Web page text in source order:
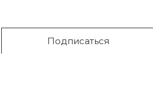
Подписаться